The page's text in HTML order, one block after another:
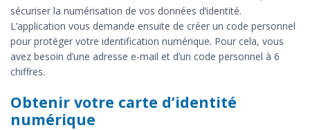
sécuriser la numérisation de vos données d’identité.
L’application vous demande ensuite de créer un code personnel
pour protéger votre identification numérique. Pour cela, vous
avez besoin d’une adresse e-mail et d’un code personnel à 6
chiffres.
Obtenir votre carte d’identité
numérique